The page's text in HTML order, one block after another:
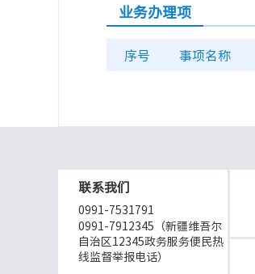
业务办理项
序号 事项名称
联系我们
0991-7531791
0991-7912345（新疆维吾尔
自治区12345政务服务便民热
线监督举报电话）